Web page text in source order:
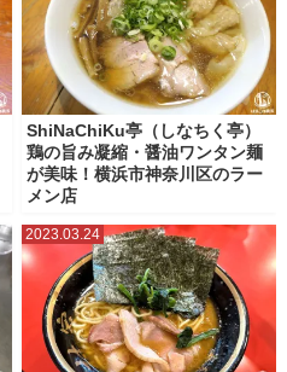
ShiNaChiKu亭（しなちく亭）
鶏の旨み凝縮・醤油ワンタン麺
が美味！横浜市神奈川区のラー
メン店
2023.03.24